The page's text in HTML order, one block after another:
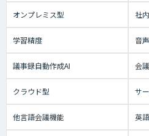
オンプレミス型 社
学習精度 音
議事録自動作成AI 会
クラウド型 サ
他言語会議機能 英